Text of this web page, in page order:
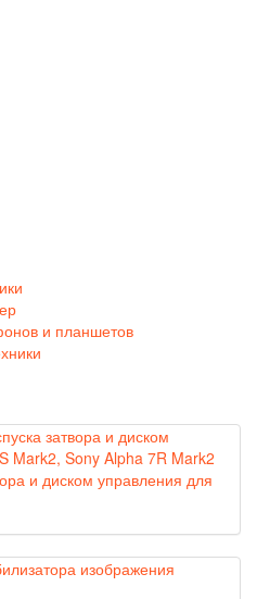
и планшетов
и диском управления для